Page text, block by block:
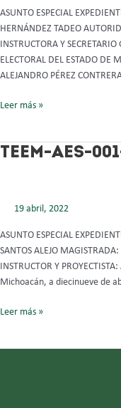
ASUNTO ESPECIAL
HERNÁNDEZ TADEO
INSTRUCTORA Y
ELECTORAL DEL ESTADO DE
ALEJANDRO PÉREZ
Leer más »
TEEM-AES-
19 abril, 2022
ASUNTO ESPECIAL
SANTOS ALEJO
INSTRUCTOR Y
Michoacán, a diecinueve de
TEEM-
Leer más »